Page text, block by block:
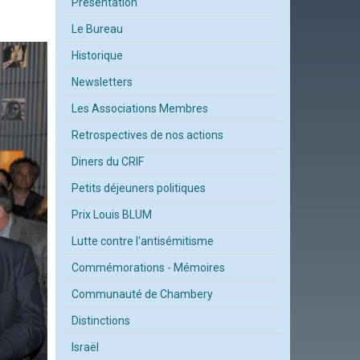
Le Bureau
Historique
Newsletters
Les Associations Membres
Retrospectives de nos actions
Diners du CRIF
Petits déjeuners politiques
Prix Louis BLUM
Lutte contre l'antisémitisme
Commémorations - Mémoires
Communauté de Chambery
Distinctions
Israël